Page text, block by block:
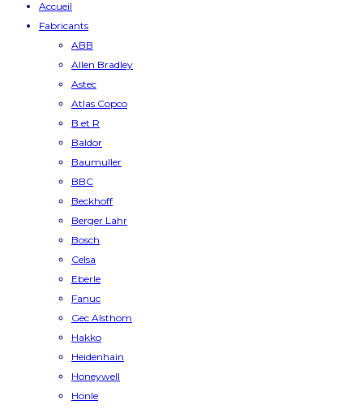
Accueil
Fabricants
ABB
Allen Bradley
Astec
Atlas Copco
B et R
Baldor
Baumuller
BBC
Beckhoff
Berger Lahr
Bosch
Celsa
Eberle
Fanuc
Gec Alsthom
Hakko
Heidenhain
Honeywell
Honle